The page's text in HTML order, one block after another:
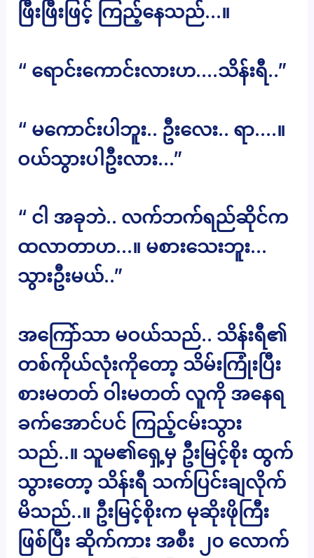
ဖြီးဖြီးဖြင့် ကြည့်နေသည်…။
“ ရောင်းကောင်းလားဟ….သိန်းရီ..”
“ မကောင်းပါဘူး.. ဦးလေး.. ရာ….။
ဝယ်သွားပါဦးလား…”
“ ငါ အခုဘဲ.. လက်ဘက်ရည်ဆိုင်က
ထလာတာဟ…။ မစားသေးဘူး…
သွားဦးမယ်..”
အကြော်သာ မဝယ်သည်.. သိန်းရီ၏
တစ်ကိုယ်လုံးကိုတော့ သိမ်းကြုံးပြီး
စားမတတ် ဝါးမတတ် လူကို အနေရ
ခက်အောင်ပင် ကြည့်ငမ်းသွား
သည်..။ သူမ၏ရှေ့မှ ဦးမြင့်စိုး ထွက်
သွားတော့ သိန်းရီ သက်ပြင်းချလိုက်
မိသည်..။ ဦးမြင့်စိုးက မုဆိုးဖိုကြီး
ဖြစ်ပြီး ဆိုက်ကား အစီး ၂၀ လောက်